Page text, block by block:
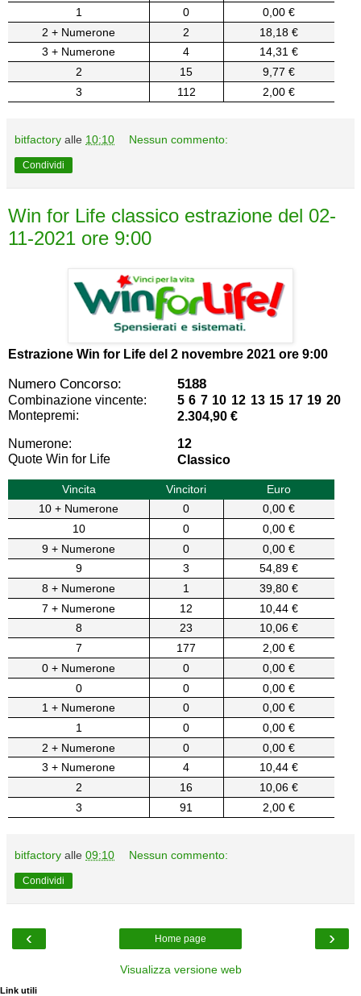
1
0
0,00 €
2 + Numerone
2
18,18 €
3 + Numerone
4
14,31 €
2
15
9,77 €
3
112 2,00 €
bitfactory alle 10:10 Nessun commento:
Condividi
Win for Life classico estrazione del 02-
11-2021 ore 9:00
Estrazione Win for Life del 2 novembre 2021 ore 9:00
Numero Concorso: 5188
Combinazione vincente:
5 6 7 10 12 13 15 17 19 20
Montepremi:
2.304,90 €
Numerone:
12
Quote Win for Life
Classico
Vincita Vincitori
Euro
10 + Numerone
0
0,00 €
10
0
0,00 €
9 + Numerone
0
0,00 €
9
3
54,89 €
8 + Numerone
1
39,80 €
7 + Numerone
12
10,44 €
8
23
10,06 €
7
177
2,00 €
0 + Numerone
0
0,00 €
0
0
0,00 €
1 + Numerone
0
0,00 €
1
0
0,00 €
2 + Numerone
0
0,00 €
3 + Numerone
4
10,44 €
2
16
10,06 €
3
91 2,00 €
bitfactory alle 09:10 Nessun commento:
Condividi
‹ ›
Home page
Visualizza versione web
Link utili